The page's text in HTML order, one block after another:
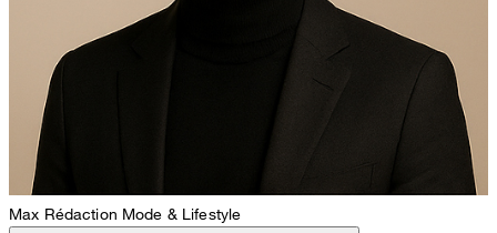
Max Rédaction Mode & Lifestyle